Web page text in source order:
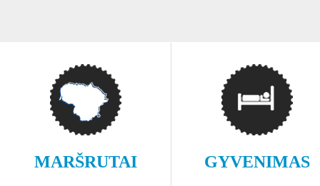
MARŠRUTAI GYVENIMAS